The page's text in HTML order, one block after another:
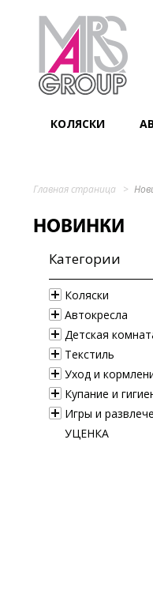
КОЛЯСКИ
Главная страница
НОВИНКИ
Категории
Коляски
Автокресла
Детская
Текстиль
Уход и
Купание и
Игры и
УЦЕНКА